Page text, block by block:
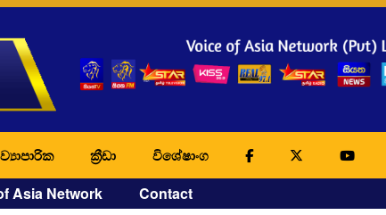
ව්‍යාපාරික ක්‍රීඩා විශේෂාංග
Asia Network Contact